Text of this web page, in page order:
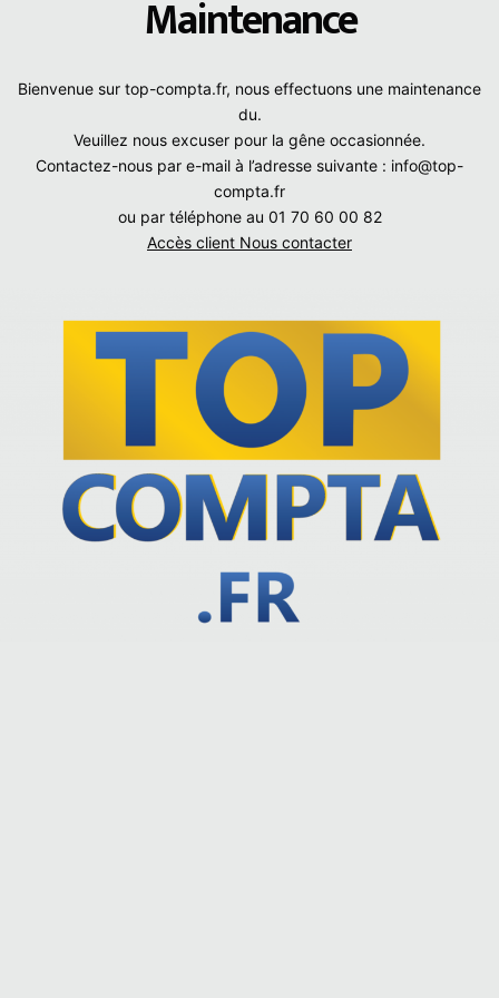
Maintenance
Bienvenue sur top-compta.fr, nous effectuons une maintenance
du.
Veuillez nous excuser pour la gêne occasionnée.
Contactez-nous par e-mail à l’adresse suivante : info@top-
compta.fr
ou par téléphone au 01 70 60 00 82
Accès client Nous contacter